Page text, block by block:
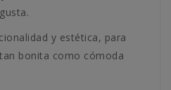
y estética, para
bonita como cómoda